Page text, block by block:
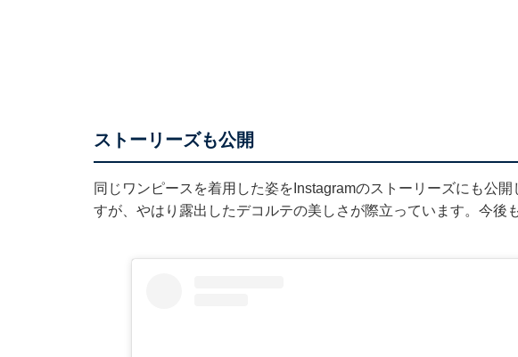
ストーリーズも公開
同じワンピースを着用した姿をInstagramのストーリーズにも公開
すが、やはり露出したデコルテの美しさが際立っています。今後